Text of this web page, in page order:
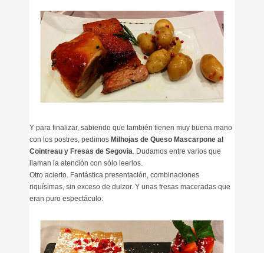
Y para finalizar, sabiendo que también tienen muy buena mano
con los postres, pedimos Milhojas de Queso Mascarpone al
Cointreau y Fresas de Segovia. Dudamos entre varios que
llaman la atención con sólo leerlos.
Otro acierto. Fantástica presentación, combinaciones
riquísimas, sin exceso de dulzor. Y unas fresas maceradas que
eran puro espectáculo: